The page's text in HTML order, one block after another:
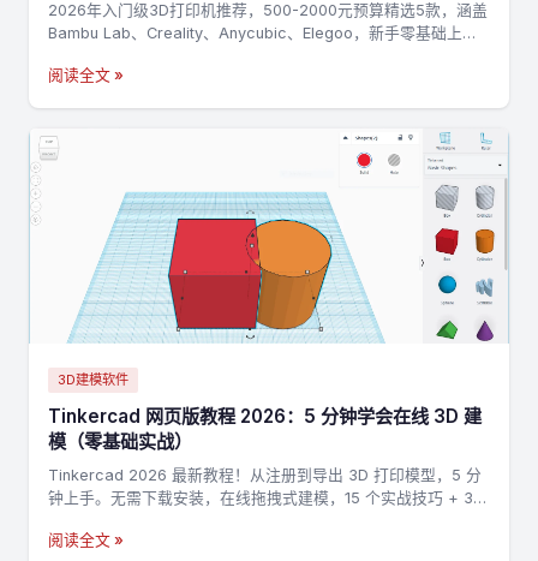
2026年入门级3D打印机推荐，500-2000元预算精选5款，涵盖
Bambu Lab、Creality、Anycubic、Elegoo，新手零基础上手
阅读全文 »
3D建模软件
Tinkercad 网页版教程 2026：5 分钟学会在线 3D 建
模（零基础实战）
Tinkercad 2026 最新教程！从注册到导出 3D 打印模型，5 分
钟上手。无需下载安装，在线拖拽式建模，15 个实战技巧 + 3
阅读全文 »